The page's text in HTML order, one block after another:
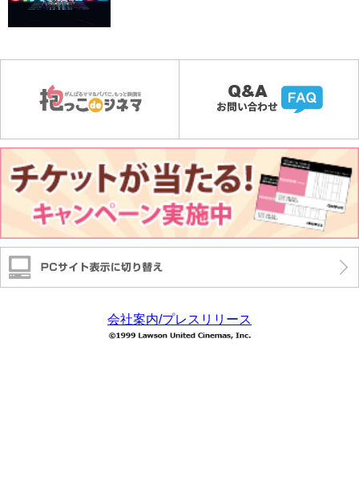
会社案内/プレスリリース